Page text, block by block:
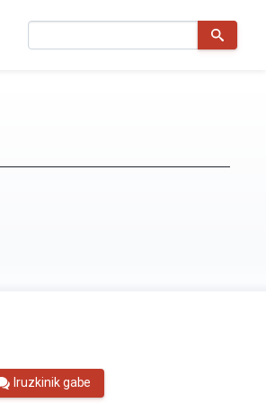
Iruzkinik gabe